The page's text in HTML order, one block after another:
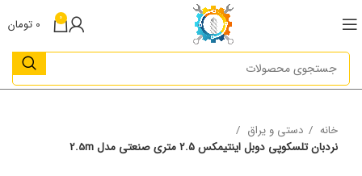
0
0 تومان
خانه
دستی و یراق
نردبان تلسکوپی دوبل اینتیمکس ٢.۵ متری صنعتی مدل 2.5m